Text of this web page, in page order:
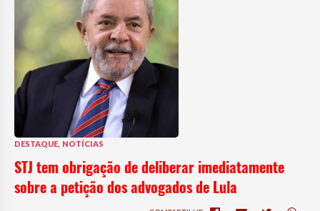
DESTAQUE, NOTÍCIAS
STJ tem obrigação de deliberar imediatamente
sobre a petição dos advogados de Lula